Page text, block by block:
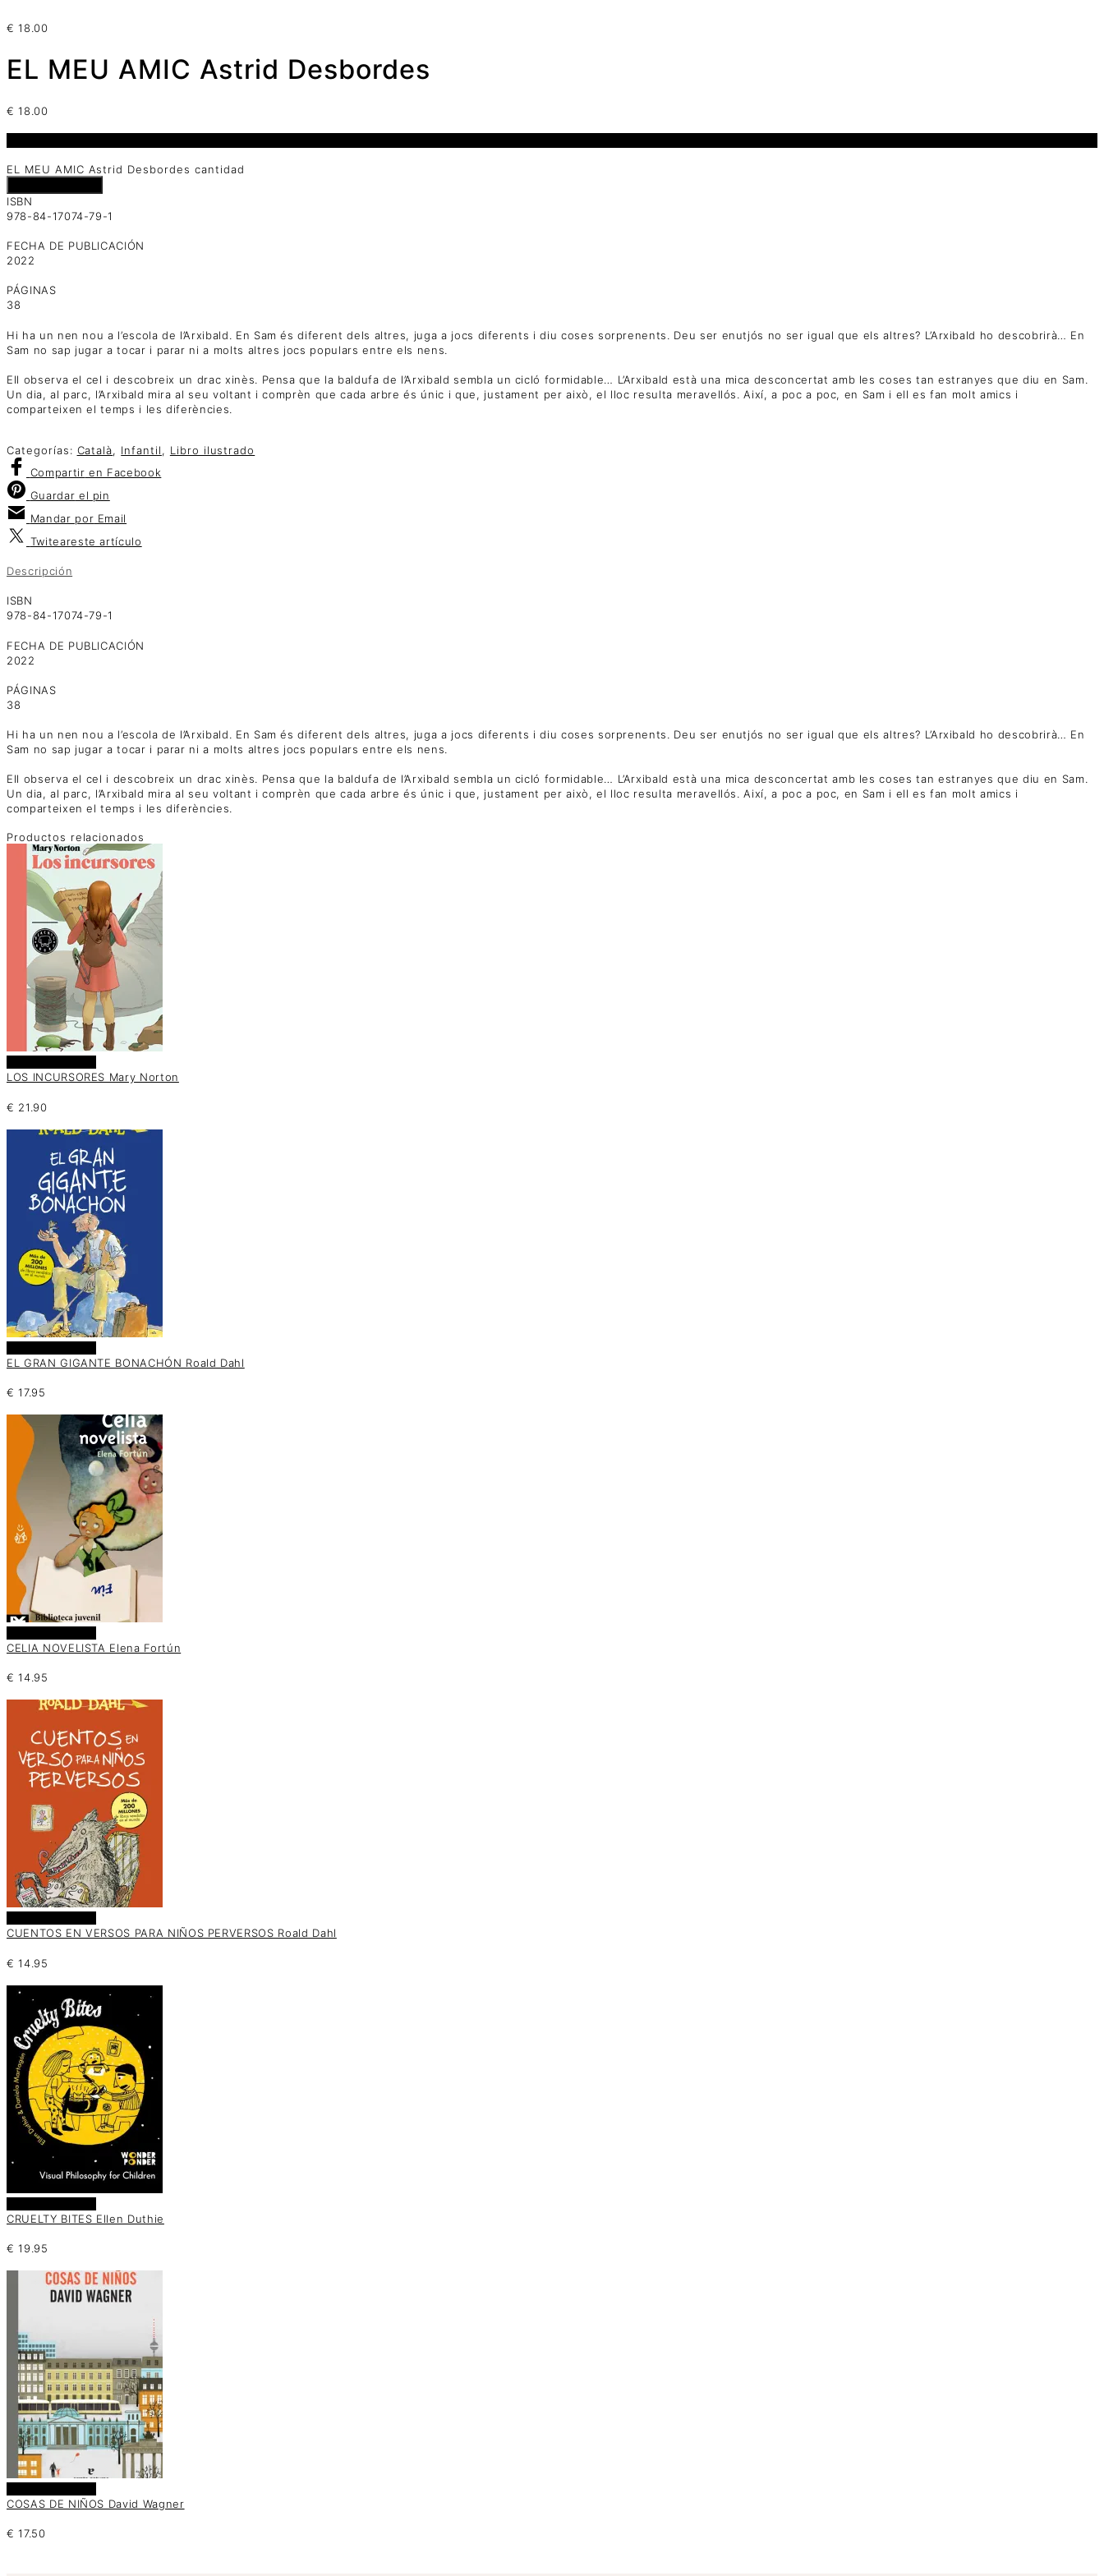
€ 18.00
EL MEU AMIC Astrid Desbordes
€ 18.00
EL MEU AMIC Astrid Desbordes cantidad
ISBN
978-84-17074-79-1
FECHA DE PUBLICACIÓN
2022
PÁGINAS
38
Hi ha un nen nou a l’escola de l’Arxibald. En Sam és diferent dels altres, juga a jocs diferents i diu coses sorprenents. Deu ser enutjós no ser igual que els altres? L’Arxibald ho descobrirà… En
Sam no sap jugar a tocar i parar ni a molts altres jocs populars entre els nens.
Ell observa el cel i descobreix un drac xinès. Pensa que la baldufa de l’Arxibald sembla un cicló formidable… L’Arxibald està una mica desconcertat amb les coses tan estranyes que diu en Sam.
Un dia, al parc, l’Arxibald mira al seu voltant i comprèn que cada arbre és únic i que, justament per això, el lloc resulta meravellós. Així, a poc a poc, en Sam i ell es fan molt amics i
comparteixen el temps i les diferències.
Categorías: Català, Infantil, Libro ilustrado
Compartir en Facebook
Guardar el pin
Mandar por Email
Twiteareste artículo
Descripción
ISBN
978-84-17074-79-1
FECHA DE PUBLICACIÓN
2022
PÁGINAS
38
Hi ha un nen nou a l’escola de l’Arxibald. En Sam és diferent dels altres, juga a jocs diferents i diu coses sorprenents. Deu ser enutjós no ser igual que els altres? L’Arxibald ho descobrirà… En
Sam no sap jugar a tocar i parar ni a molts altres jocs populars entre els nens.
Ell observa el cel i descobreix un drac xinès. Pensa que la baldufa de l’Arxibald sembla un cicló formidable… L’Arxibald està una mica desconcertat amb les coses tan estranyes que diu en Sam.
Un dia, al parc, l’Arxibald mira al seu voltant i comprèn que cada arbre és únic i que, justament per això, el lloc resulta meravellós. Així, a poc a poc, en Sam i ell es fan molt amics i
comparteixen el temps i les diferències.
Productos relacionados
LOS INCURSORES Mary Norton
€ 21.90
EL GRAN GIGANTE BONACHÓN Roald Dahl
€ 17.95
CELIA NOVELISTA Elena Fortún
€ 14.95
CUENTOS EN VERSOS PARA NIÑOS PERVERSOS Roald Dahl
€ 14.95
CRUELTY BITES Ellen Duthie
€ 19.95
COSAS DE NIÑOS David Wagner
€ 17.50